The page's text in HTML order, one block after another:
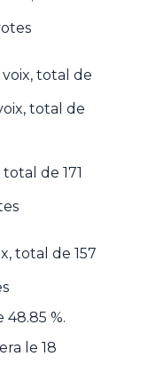
total de
total de
de 171
total de 157
%.
le 18